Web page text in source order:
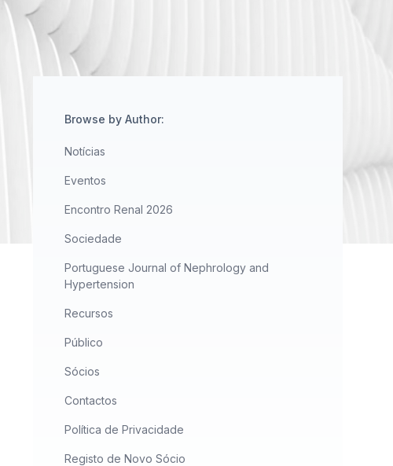
Browse by Author:
Notícias
Eventos
Encontro Renal 2026
Sociedade
Portuguese Journal of Nephrology and
Hypertension
Recursos
Público
Sócios
Contactos
Política de Privacidade
Registo de Novo Sócio